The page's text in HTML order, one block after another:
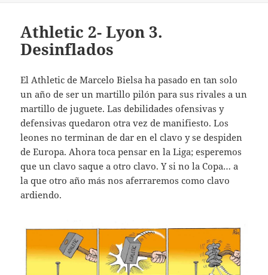
Athletic 2- Lyon 3.
Desinflados
El Athletic de Marcelo Bielsa ha pasado en tan solo
un año de ser un martillo pilón para sus rivales a un
martillo de juguete. Las debilidades ofensivas y
defensivas quedaron otra vez de manifiesto. Los
leones no terminan de dar en el clavo y se despiden
de Europa. Ahora toca pensar en la Liga; esperemos
que un clavo saque a otro clavo. Y si no la Copa… a
la que otro año más nos aferraremos como clavo
ardiendo.